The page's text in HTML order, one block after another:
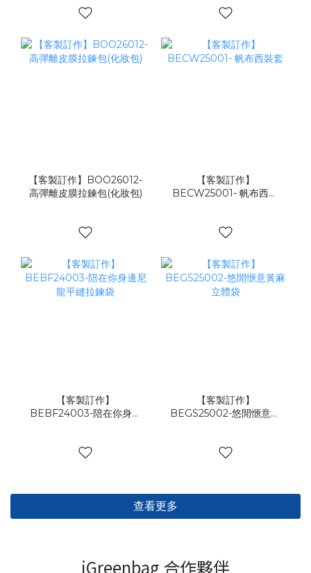
【客製訂作】BOO26012-
高彈離皮膜拉鍊包(化妝包)
【客製訂作】
BECW25001- 帆布西裝
【客製訂作】
BEBF24003-陪在你身邊
【客製訂作】
BEGS25002-悠閒愜意黃
查看更多
iGreenbag 合作夥伴